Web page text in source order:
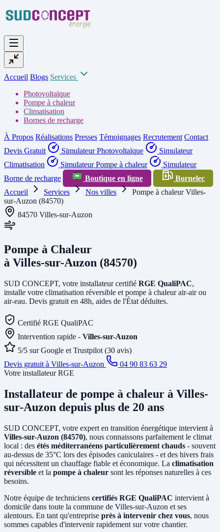
Accueil Blogs Services
Photovoltaïque
Pompe à chaleur
Climatisation
Bornes de recharge
À Propos Réalisations Presses Témoignages Recrutement Contact
Devis Gratuit
Simulateur Photovoltaïque
Simulateur
Climatisation
Simulateur Pompe à chaleur
Simulateur
Borne de recharge
Boutique en ligne
Bornelec
Accueil
Services Nos villes
Pompe à chaleur Villes-
sur-Auzon (84570)
84570 Villes-sur-Auzon
Pompe à Chaleur
à Villes-sur-Auzon (84570)
SUD CONCEPT, votre installateur certifié RGE QualiPAC,
installe votre climatisation réversible et pompe à chaleur air-air ou
air-eau. Devis gratuit en 48h, aides de l'État déduites.
Certifié RGE QualiPAC
Intervention rapide - Villes-sur-Auzon
5/5 sur Google et Trustpilot (30 avis)
Devis gratuit à Villes-sur-Auzon
04 90 83 63 29
Votre installateur RGE
Installateur de pompe à chaleur à Villes-
sur-Auzon depuis plus de 20 ans
SUD CONCEPT, votre expert en transition énergétique intervient à
Villes-sur-Auzon (84570), nous connaissons parfaitement le climat
local : des étés méditerranéens particulièrement chauds - souvent
au-dessus de 35°C lors des épisodes caniculaires - et des hivers frais
qui nécessitent un chauffage fiable et économique. La climatisation
réversible et la pompe à chaleur sont les réponses naturelles à ces
besoins.
Notre équipe de techniciens certifiés RGE QualiPAC intervient à
domicile dans toute la commune de Villes-sur-Auzon et ses
alentours. En tant qu'entreprise près à intervenir chez vous, nous
sommes capables d'intervenir rapidement sur votre chantier.